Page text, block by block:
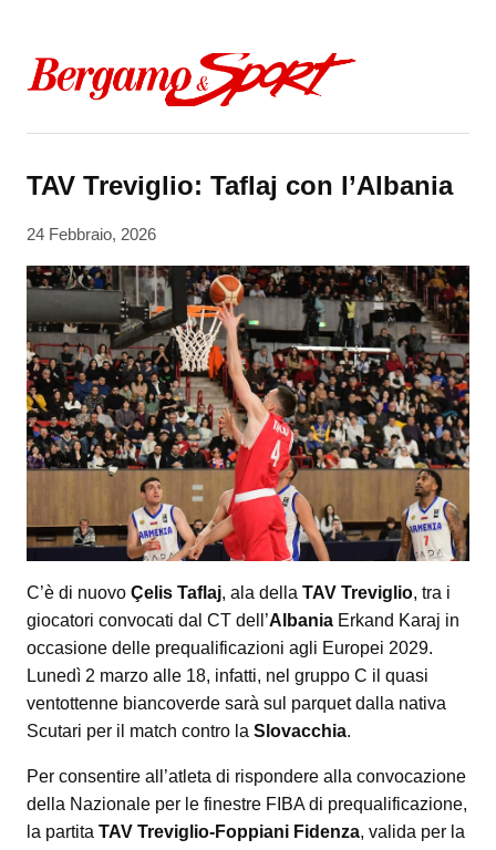
TAV Treviglio: Taflaj con l’Albania
24 Febbraio, 2026
C’è di nuovo Çelis Taflaj, ala della TAV Treviglio, tra i
giocatori convocati dal CT dell’Albania Erkand Karaj in
occasione delle prequalificazioni agli Europei 2029.
Lunedì 2 marzo alle 18, infatti, nel gruppo C il quasi
ventottenne biancoverde sarà sul parquet dalla nativa
Scutari per il match contro la Slovacchia.
Per consentire all’atleta di rispondere alla convocazione
della Nazionale per le finestre FIBA di prequalificazione,
la partita TAV Treviglio-Foppiani Fidenza, valida per la